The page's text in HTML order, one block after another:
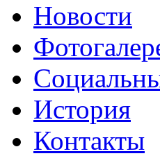
Новости
История
Контакты